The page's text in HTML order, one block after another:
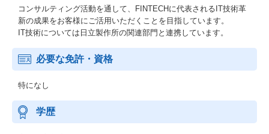
コンサルティング活動を通して、FINTECHに代表されるIT技術革
新の成果をお客様にご活用いただくことを目指しています。
IT技術については日立製作所の関連部門と連携しています。
必要な免許・資格
特になし
学歴